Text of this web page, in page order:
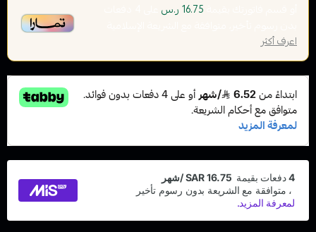
16.75 ر.س
اعرف أكثر